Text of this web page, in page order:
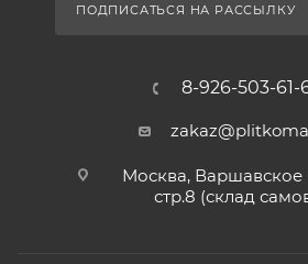
ПОДПИСАТЬСЯ НА РАССЫЛКУ
8-926-503-61-
Москва, Варшавское
стр.8 (склад